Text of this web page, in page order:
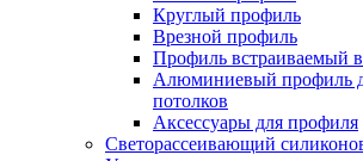
Круглый профиль
Врезной профиль
Профиль встраиваемый
Алюминиевый профиль
потолков
Аксессуары для профиля
Светорассеивающий